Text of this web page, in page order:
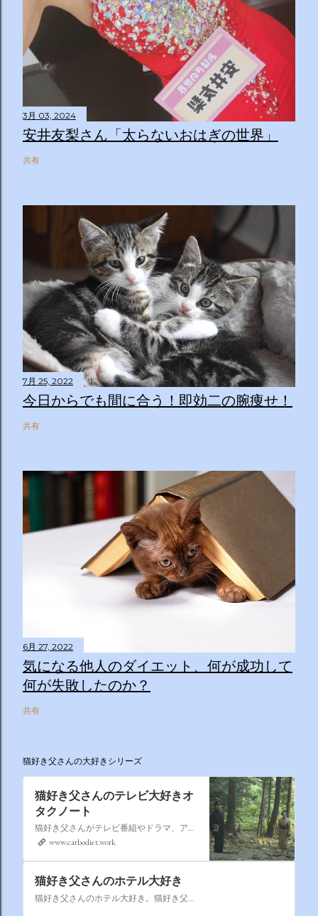
3月 03, 2024
安井友梨さん「太らないおはぎの世界」
共有
7月 25, 2022
今日からでも間に合う！即効二の腕痩せ！
共有
6月 27, 2022
気になる他人のダイエット、何が成功して
何が失敗したのか？
共有
猫好き父さんの大好きシリーズ
猫好き父さんのテレビ大好きオ
タクノート
猫好き父さんがテレビ番組やドラマ、アニメ、特撮ヒーロー,そしてダイエットについて書いたブログです。
www.carbodiet.work
猫好き父さんのホテル大好き
猫好き父さんのホテル大好き。猫好き父さんが宿泊したホテルの情報を徒然なるままに書いていきます。